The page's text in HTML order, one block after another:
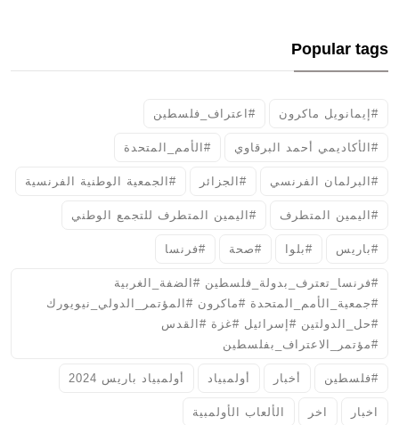
Popular tags
#إيمانويل ماكرون #اعتراف_فلسطين
#الأكاديمي أحمد البرقاوي #الأمم_المتحدة
#البرلمان الفرنسي #الجزائر #الجمعية الوطنية الفرنسية
#اليمين المتطرف #اليمين المتطرف للتجمع الوطني
#باريس #بلوا #صحة #فرنسا
#فرنسا_تعترف_بدولة_فلسطين #الضفة_الغربية
#جمعية_الأمم_المتحدة #ماكرون #المؤتمر_الدولي_نيويورك
#حل_الدولتين #إسرائيل #غزة #القدس
#مؤتمر_الاعتراف_بفلسطين
#فلسطين أخبار أولمبياد أولمبياد باريس 2024
اخبار اخر الألعاب الأولمبية